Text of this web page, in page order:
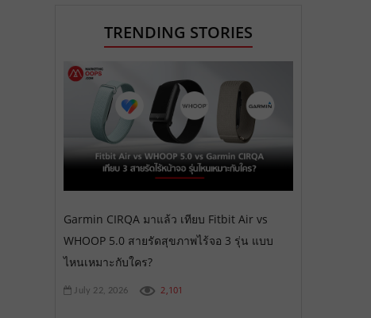
TRENDING STORIES
Garmin CIRQA มาแล้ว เทียบ Fitbit Air vs
WHOOP 5.0 สายรัดสุขภาพไร้จอ 3 รุ่น แบบ
ไหนเหมาะกับใคร?
July 22, 2026 2,101